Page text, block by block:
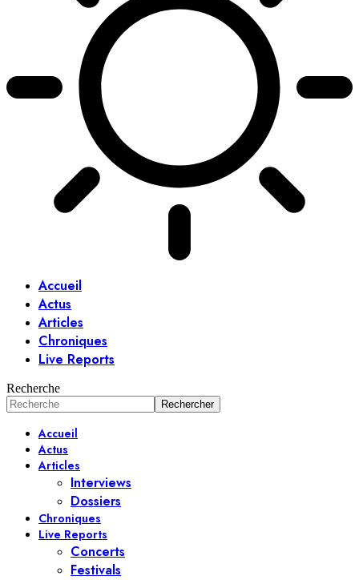
Accueil
Actus
Articles
Chroniques
Live Reports
Recherche
Accueil
Actus
Articles
Interviews
Dossiers
Chroniques
Live Reports
Concerts
Festivals